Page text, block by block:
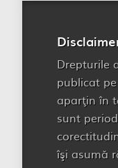
Drepturile
publicat
aparţin în
sunt
îşi asumă